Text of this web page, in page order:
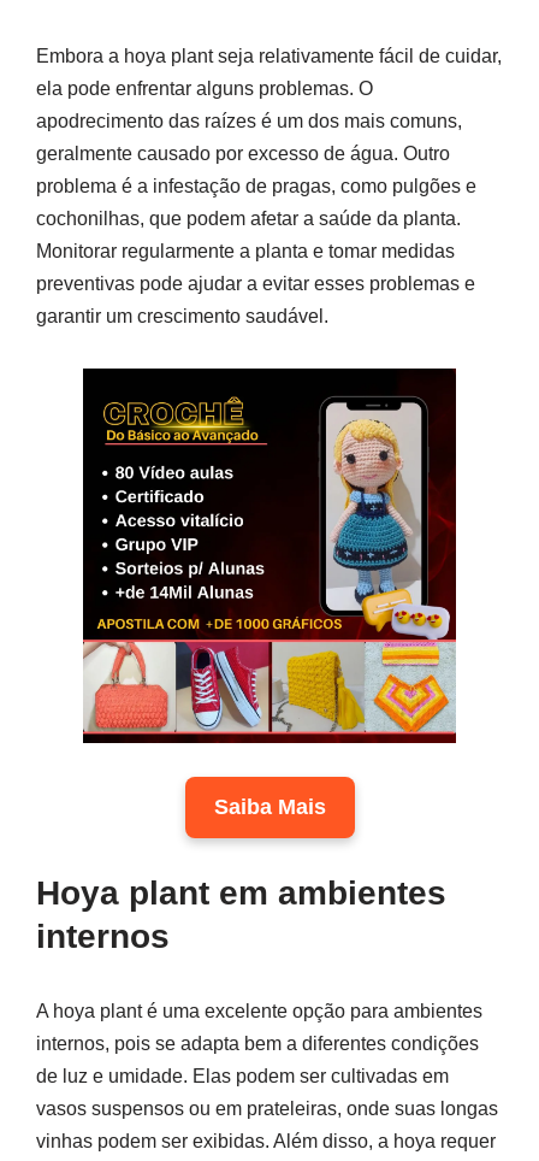
Embora a hoya plant seja relativamente fácil de cuidar,
ela pode enfrentar alguns problemas. O
apodrecimento das raízes é um dos mais comuns,
geralmente causado por excesso de água. Outro
problema é a infestação de pragas, como pulgões e
cochonilhas, que podem afetar a saúde da planta.
Monitorar regularmente a planta e tomar medidas
preventivas pode ajudar a evitar esses problemas e
garantir um crescimento saudável.
Saiba Mais
Hoya plant em ambientes
internos
A hoya plant é uma excelente opção para ambientes
internos, pois se adapta bem a diferentes condições
de luz e umidade. Elas podem ser cultivadas em
vasos suspensos ou em prateleiras, onde suas longas
vinhas podem ser exibidas. Além disso, a hoya requer